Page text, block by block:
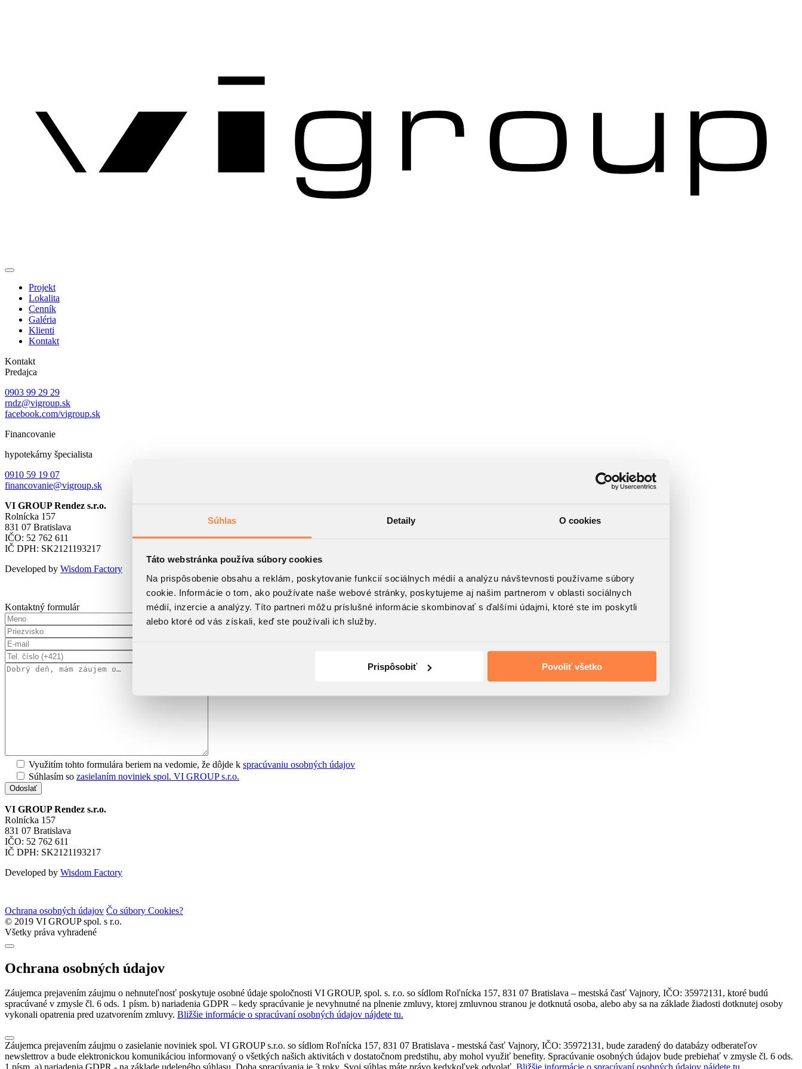
Súhlas Detaily O cookies
Táto webstránka používa súbory cookies
Na prispôsobenie obsahu a reklám, poskytovanie funkcií sociálnych médií a analýzu návštevnosti používame súbory
cookie. Informácie o tom, ako používate naše webové stránky, poskytujeme aj našim partnerom v oblasti sociálnych
médií, inzercie a analýzy. Títo partneri môžu príslušné informácie skombinovať s ďalšími údajmi, ktoré ste im poskytli
alebo ktoré od vás získali, keď ste používali ich služby.
Prispôsobiť Povoliť všetko
Projekt
Lokalita
Cenník
Galéria
Klienti
Kontakt
Kontakt
Predajca
0903 99 29 29
rndz@vigroup.sk
facebook.com/vigroup.sk
Financovanie
hypotekárny špecialista
0910 59 19 07
financovanie@vigroup.sk
VI GROUP Rendez s.r.o.
Rolnícka 157
831 07 Bratislava
IČO: 52 762 611
IČ DPH: SK2121193217
Developed by Wisdom Factory
Kontaktný formulár
Využitím tohto formulára beriem na vedomie, že dôjde k spracúvaniu osobných údajov
Súhlasím so zasielaním noviniek spol. VI GROUP s.r.o.
Odoslať
VI GROUP Rendez s.r.o.
Rolnícka 157
831 07 Bratislava
IČO: 52 762 611
IČ DPH: SK2121193217
Developed by Wisdom Factory
Ochrana osobných údajov Čo súbory Cookies?
© 2019 VI GROUP spol. s r.o.
Všetky práva vyhradené
Ochrana osobných údajov
Záujemca prejavením záujmu o nehnuteľnosť poskytuje osobné údaje spoločnosti VI GROUP, spol. s. r.o. so sídlom Roľnícka 157, 831 07 Bratislava – mestská časť Vajnory, IČO: 35972131, ktoré budú
spracúvané v zmysle čl. 6 ods. 1 písm. b) nariadenia GDPR – kedy spracúvanie je nevyhnutné na plnenie zmluvy, ktorej zmluvnou stranou je dotknutá osoba, alebo aby sa na základe žiadosti dotknutej osoby
vykonali opatrenia pred uzatvorením zmluvy. Bližšie informácie o spracúvaní osobných údajov nájdete tu.
Záujemca prejavením záujmu o zasielanie noviniek spol. VI GROUP s.r.o. so sídlom Roľnícka 157, 831 07 Bratislava - mestská časť Vajnory, IČO: 35972131, bude zaradený do databázy odberateľov
newslettrov a bude elektronickou komunikáciou informovaný o všetkých našich aktivitách v dostatočnom predstihu, aby mohol využiť benefity. Spracúvanie osobných údajov bude prebiehať v zmysle čl. 6 ods.